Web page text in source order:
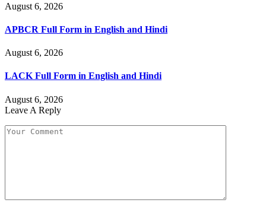
August 6, 2026
APBCR Full Form in English and Hindi
August 6, 2026
LACK Full Form in English and Hindi
August 6, 2026
Leave A Reply